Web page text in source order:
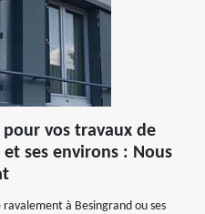
pour vos travaux de
ses environs : Nous
à Besingrand ou ses